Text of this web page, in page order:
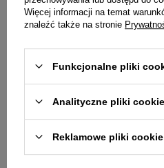
profilaktykę zdrowotną, która
ogromne zapotrzebowanie na
mikroskładniki w standardzie
niezbędne do budowy tkanek
Unikanie zbędnych
konserwantów pozwala
układu pokarmowego, co
przyswajalność składników i
Więcej informacji na temat
znaleźć także na stronie
Funkcjonalne pliki
Analityczne pliki cookie
Reklamowe pliki cookie